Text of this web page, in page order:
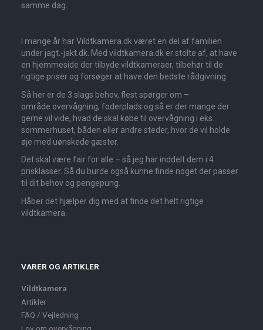
samme dag.
I mange år har Vildtkamera.dk været en del af familien
under jagt.-jakt.dk. Med vildtkamera.dk er stolte af, at have
en hjemmeside der tilbyde vildtkameraer, tilbehør til de
rigtige priser og forsøger at have den bedste rådgivning
Så her er de 3 slags behov, flest spørger om –
område overvågning, foderplads og så er der mange der
gerne vil vide, hvad de skal købe til overvågning i eks.
sommerhuset, båden eller andre steder, hvor de vil holde
øje med uønskede gæster.
Det skal være fair for alle – så jeg har inddelt dem i 4
prisklasser. Så du burde også kunne finde noget der passer
til dit behov og pengepung.
Håber det hjælper dig med at finde det helt rigtige
vildtkamera.
VARER OG ARTIKLER
Vildtkamera
Artikler
FAQ / Vejledning